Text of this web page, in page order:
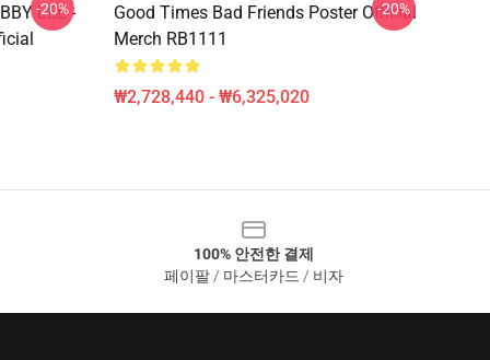
LEE -
-20%
Good Times Bad Friends Poster Official
Merch RB1111
₩2,728,440 - ₩6,325,020
-20%
100% 안전한 결제
페이팔 / 마스터카드 / 비자